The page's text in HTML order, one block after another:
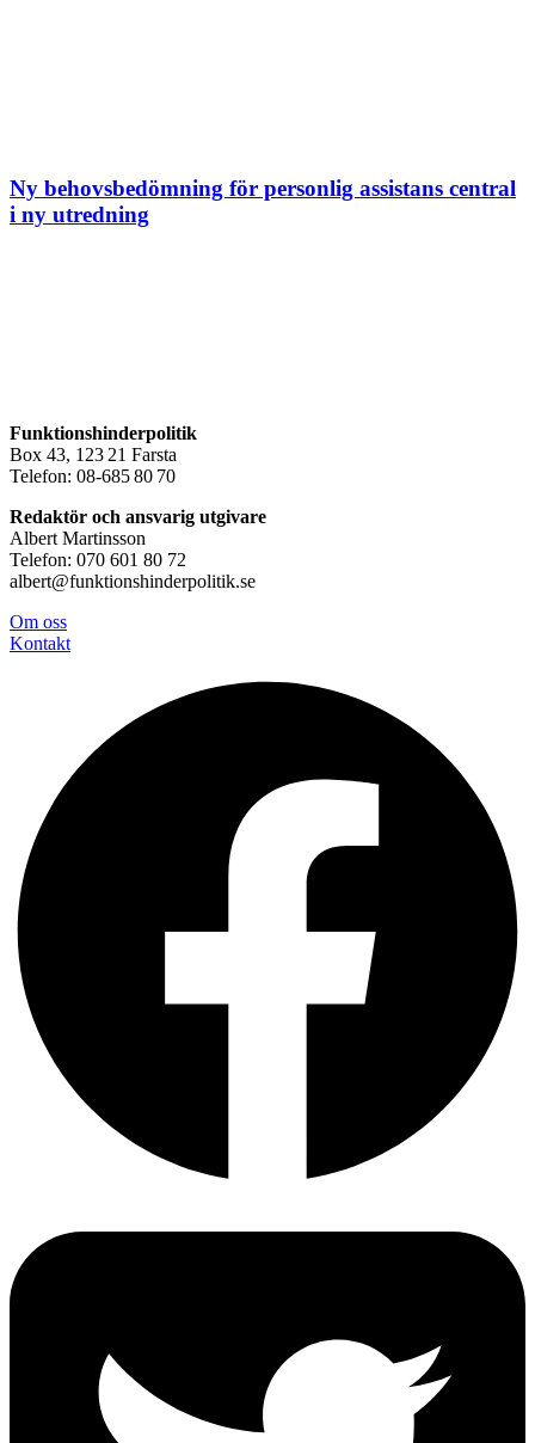
Ny behovsbedömning för personlig assistans central
i ny utredning
Funktionshinderpolitik
Box 43, 123 21 Farsta
Telefon: 08-685 80 70
Redaktör och ansvarig utgivare
Albert Martinsson
Telefon: 070 601 80 72
albert@funktionshinderpolitik.se
Om oss
Kontakt